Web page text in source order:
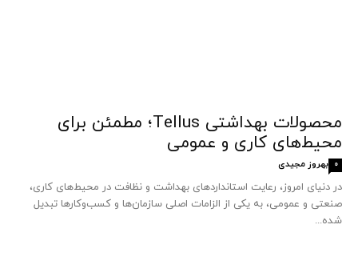
محصولات بهداشتی Tellus؛ مطمئن برای
محیط‌های کاری و عمومی
بهروز مجیدی 0
در دنیای امروز، رعایت استانداردهای بهداشت و نظافت در محیط‌های کاری،
صنعتی و عمومی، به یکی از الزامات اصلی سازمان‌ها و کسب‌وکارها تبدیل
شده...